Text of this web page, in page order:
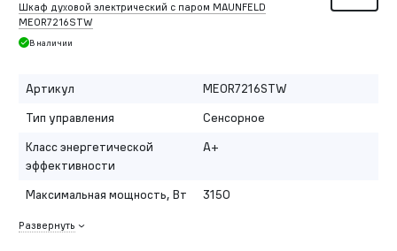
Шкаф духовой электрический с паром MAUNFELD
MEOR7216STW
В наличии
Артикул
MEOR7216STW
Тип управления
Сенсорное
Класс энергетической
эффективности
A+
Максимальная мощность, Вт 3150
Развернуть